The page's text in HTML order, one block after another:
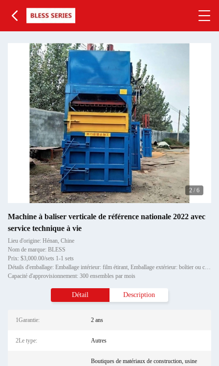
2 / 6
Machine à baliser verticale de référence nationale 2022 avec
service technique à vie
Lieu d'origine: Hénan, Chine
Nom de marque: BLESS
Prix: $3,000.00/sets 1-1 sets
Détails d'emballage: Emballage intérieur: film étirant, Emballage extérieur: boîtier ou conteneur en bois standard pour l
Capacité d'approvisionnement: 300 ensembles par mois
Détail Description
1Garantie: 2 ans
2Le type: Autres
Boutiques de matériaux de construction, usine